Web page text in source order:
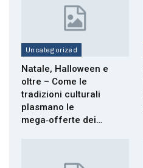
Uncategorized
Natale, Halloween e
oltre – Come le
tradizioni culturali
plasmano le
mega‑offerte dei…